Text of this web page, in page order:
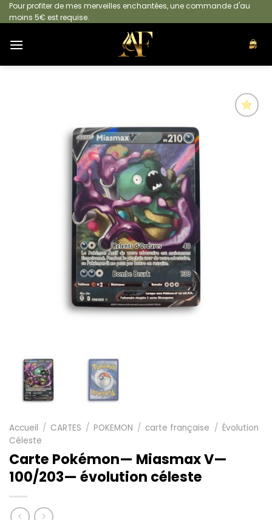
Passer
au
contenu
Pour profiter de mes merveilles enchantées, une commande d'au
moins 5€ est requise.
Accueil / CARTES / POKEMON / carte française / Évolution
Céleste
Carte Pokémon— Miasmax V—
100/203— évolution céleste